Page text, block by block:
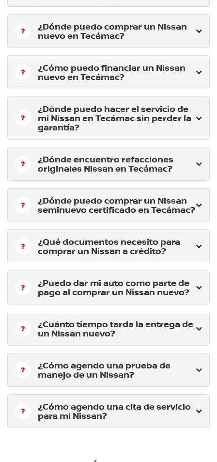
¿Dónde puedo comprar un Nissan
nuevo en Tecámac?
¿Cómo puedo financiar un Nissan
nuevo en Tecámac?
¿Dónde puedo hacer el servicio de
mi Nissan en Tecámac sin perder la
garantía?
¿Dónde encuentro refacciones
originales Nissan en Tecámac?
¿Dónde puedo comprar un Nissan
seminuevo certificado en Tecámac?
¿Qué documentos necesito para
comprar un Nissan a crédito?
¿Puedo dar mi auto como parte de
pago al comprar un Nissan nuevo?
¿Cuánto tiempo tarda la entrega de
un Nissan nuevo?
¿Cómo agendo una prueba de
manejo de un Nissan?
¿Cómo agendo una cita de servicio
para mi Nissan?